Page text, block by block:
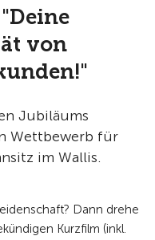
von
Jubiläums
Wettbewerb für
im Wallis.
Dann drehe
Kurzfilm (inkl.